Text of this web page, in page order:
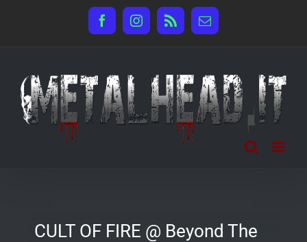
FacebookInstagram
Rss Email
CULT OF FIRE @ Beyond The